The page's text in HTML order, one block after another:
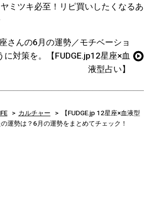
ミツキ必至！リピ買いしたくなるあ
さんの6月の運勢／モチベーショ
に対策を。【FUDGE.jp12星座×血
液型占い】
カルチャー
【FUDGE.jp 12星座×血液型
運勢は？6月の運勢をまとめてチェック！